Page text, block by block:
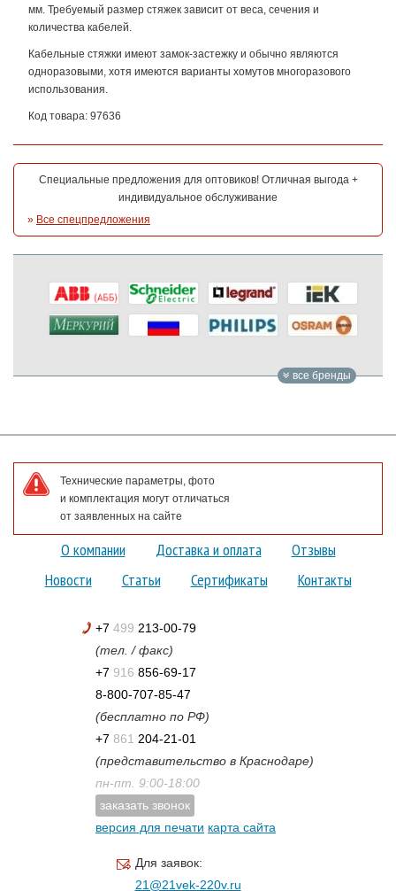
мм. Требуемый размер стяжек зависит от веса, сечения и
количества кабелей.
Кабельные стяжки имеют замок-застежку и обычно являются
одноразовыми, хотя имеются варианты хомутов многоразового
использования.
Код товара: 97636
Специальные предложения для оптовиков! Отличная выгода +
индивидуальное обслуживание
» Все спецпредложения
все бренды
Технические параметры, фото
и комплектация могут отличаться
от заявленных на сайте
О компании Доставка и оплата
Отзывы
Новости
Статьи Сертификаты Контакты
+7 499 213-00-79
(тел. / факс)
+7 916 856-69-17
8-800-707-85-47
(бесплатно по РФ)
+7 861 204-21-01
(представительство в Краснодаре)
пн-пт. 9:00-18:00
заказать звонок
версия для печати карта сайта
Для заявок:
21@21vek-220v.ru